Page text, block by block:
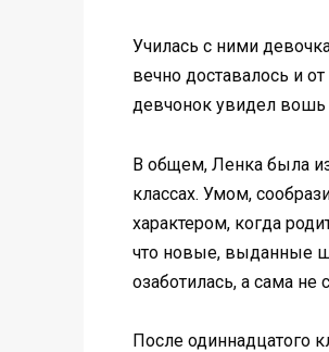
Училась с ними
вечно доставалось и
девчонок увидел вошь
В общем, Ленка была
классах. Умом,
характером, когда
что новые, выданные
озаботилась, а сама
После одиннадцатого